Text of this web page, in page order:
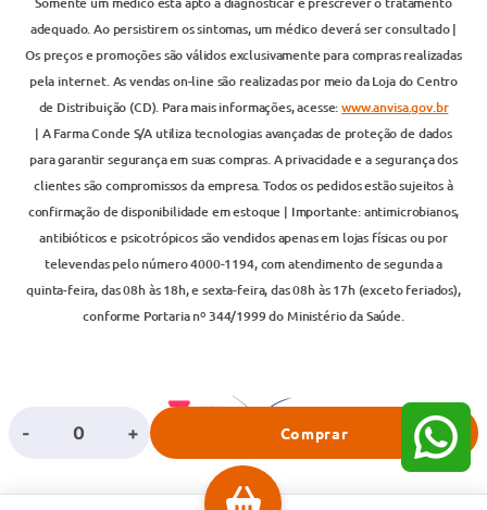
- + Comprar
adequado. Ao persistirem os sintomas, um médico deverá ser consultado |
Os preços e promoções são válidos exclusivamente para compras realizadas
pela internet. As vendas on-line são realizadas por meio da Loja do Centro
de Distribuição (CD). Para mais informações, acesse:www.anvisa.gov.br
| A Farma Conde S/A utiliza tecnologias avançadas de proteção de dados
para garantir segurança em suas compras. A privacidade e a segurança dos
clientes são compromissos da empresa. Todos os pedidos estão sujeitos à
confirmação de disponibilidade em estoque | Importante: antimicrobianos,
antibióticos e psicotrópicos são vendidos apenas em lojas físicas ou por
televendas pelo número 4000-1194, com atendimento de segunda a
quinta-feira, das 08h às 18h, e sexta-feira, das 08h às 17h (exceto feriados),
conforme Portaria nº 344/1999 do Ministério da Saúde.